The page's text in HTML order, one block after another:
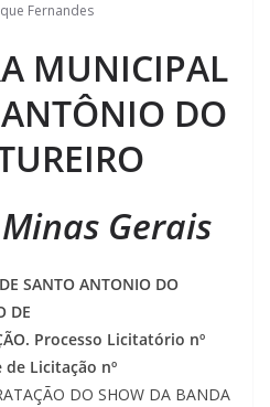
Fernandes
MUNICIPAL
DO
Gerais
SANTO ANTONIO DO
DE
Processo Licitatório nº
Licitação nº
DO SHOW DA BANDA